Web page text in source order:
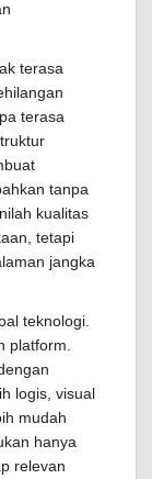
terasa
terasa
tanpa
kualitas
tetapi
jangka
teknologi.
platform.
logis, visual
mudah
hanya
relevan